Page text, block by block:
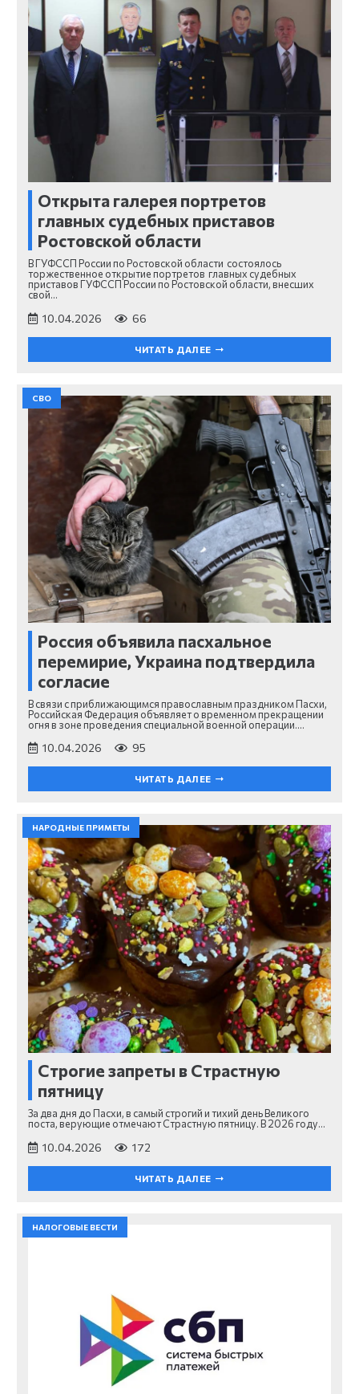
Открыта галерея портретов
главных судебных приставов
Ростовской области
В ГУФССП России по Ростовской области состоялось
торжественное открытие портретов главных судебных
приставов ГУФССП России по Ростовской области, внесших
свой…
10.04.2026 66
ЧИТАТЬ ДАЛЕЕ
СВО
Россия объявила пасхальное
перемирие, Украина подтвердила
согласие
В связи с приближающимся православным праздником Пасхи,
Российская Федерация объявляет о временном прекращении
огня в зоне проведения специальной военной операции.…
10.04.2026 95
ЧИТАТЬ ДАЛЕЕ
НАРОДНЫЕ ПРИМЕТЫ
Строгие запреты в Страстную
пятницу
За два дня до Пасхи, в самый строгий и тихий день Великого
поста, верующие отмечают Страстную пятницу. В 2026 году…
10.04.2026 172
ЧИТАТЬ ДАЛЕЕ
НАЛОГОВЫЕ ВЕСТИ